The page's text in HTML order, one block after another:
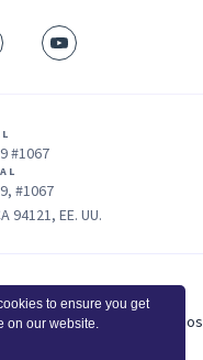
to ensure you get
on our website.
#1067
#1067
94121, EE. UU.
3737
Inc - Derechos Reservados
sobre nosotros